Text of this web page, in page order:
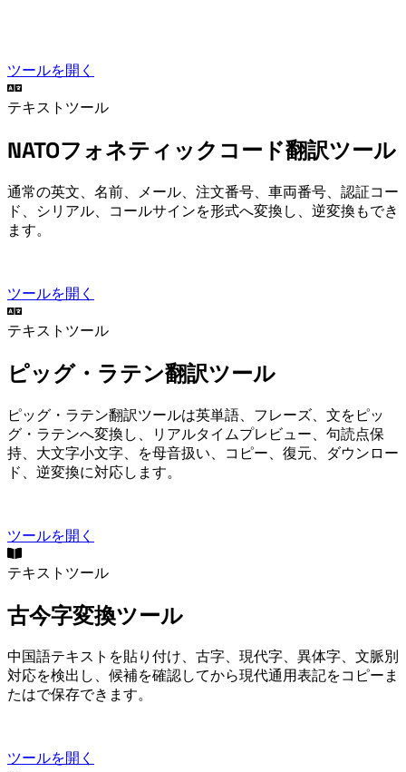
ツールを開く
テキストツール
NATOフォネティックコード翻訳ツール
通常の英文、名前、メール、注文番号、車両番号、認証コー
ド、シリアル、コールサインを Alfa Bravo Charlie 形式へ変換し、逆変換もでき
ます。
ツールを開く
テキストツール
ピッグ・ラテン翻訳ツール
ピッグ・ラテン翻訳ツールは英単語、フレーズ、文をピッ
グ・ラテンへ変換し、リアルタイムプレビュー、句読点保
持、大文字小文字、y を母音扱い、コピー、復元、ダウンロー
ド、逆変換に対応します。
ツールを開く
テキストツール
古今字変換ツール
中国語テキストを貼り付け、古字、現代字、異体字、文脈別
対応を検出し、候補を確認してから現代通用表記をコピーま
たは TXT で保存できます。
ツールを開く